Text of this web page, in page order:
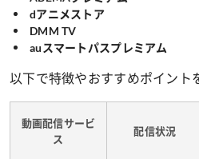
dアニメストア
DMM TV
auスマートパスプレミアム
以下で特徴やおすすめポイント
動画配信サービ
ス
配信状況